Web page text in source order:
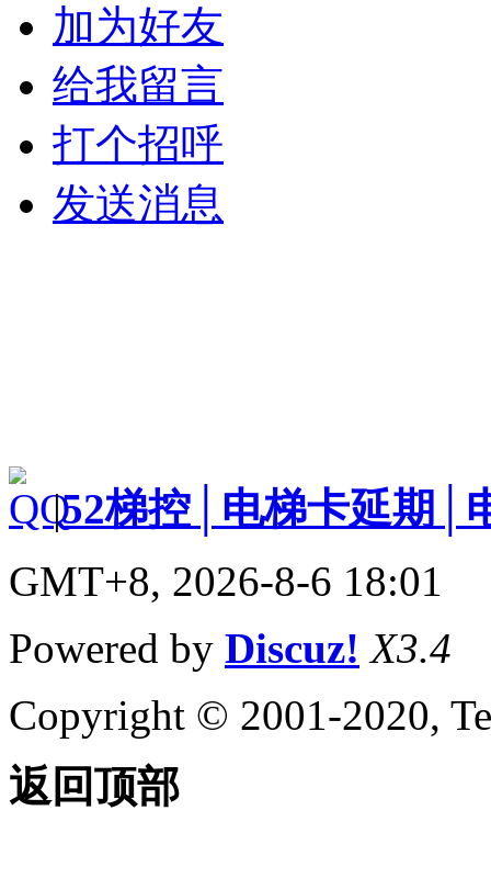
加为好友
给我留言
打个招呼
发送消息
|52梯控│电梯卡延期│
GMT+8, 2026-8-6 18:01
Powered by Discuz! X3.4
Copyright © 2001-2020,
返回顶部